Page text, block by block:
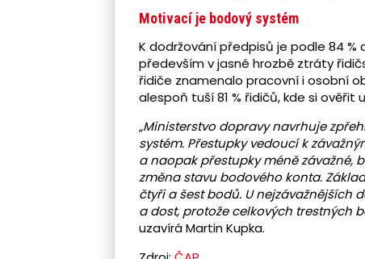
Motivací je bodový systém
K dodržování předpisů je podle 84
především v jasné hrozbě ztráty
řidiče znamenalo pracovní i osobní
alespoň tuší 81 % řidičů, kde si ověřit
„Ministerstvo dopravy navrhuje
systém. Přestupky vedoucí k
a naopak přestupky méně závažné,
změna stavu bodového konta.
čtyři a šest bodů. U
a dost, protože celkových trestných
uzavírá Martin Kupka.